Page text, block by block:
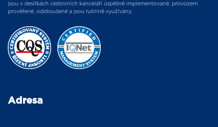
jsou v desítkách cestovních kanceláří úspěšně implementované, provozem
prověřené, odzkoušené a jsou rutinně využívány.
Adresa